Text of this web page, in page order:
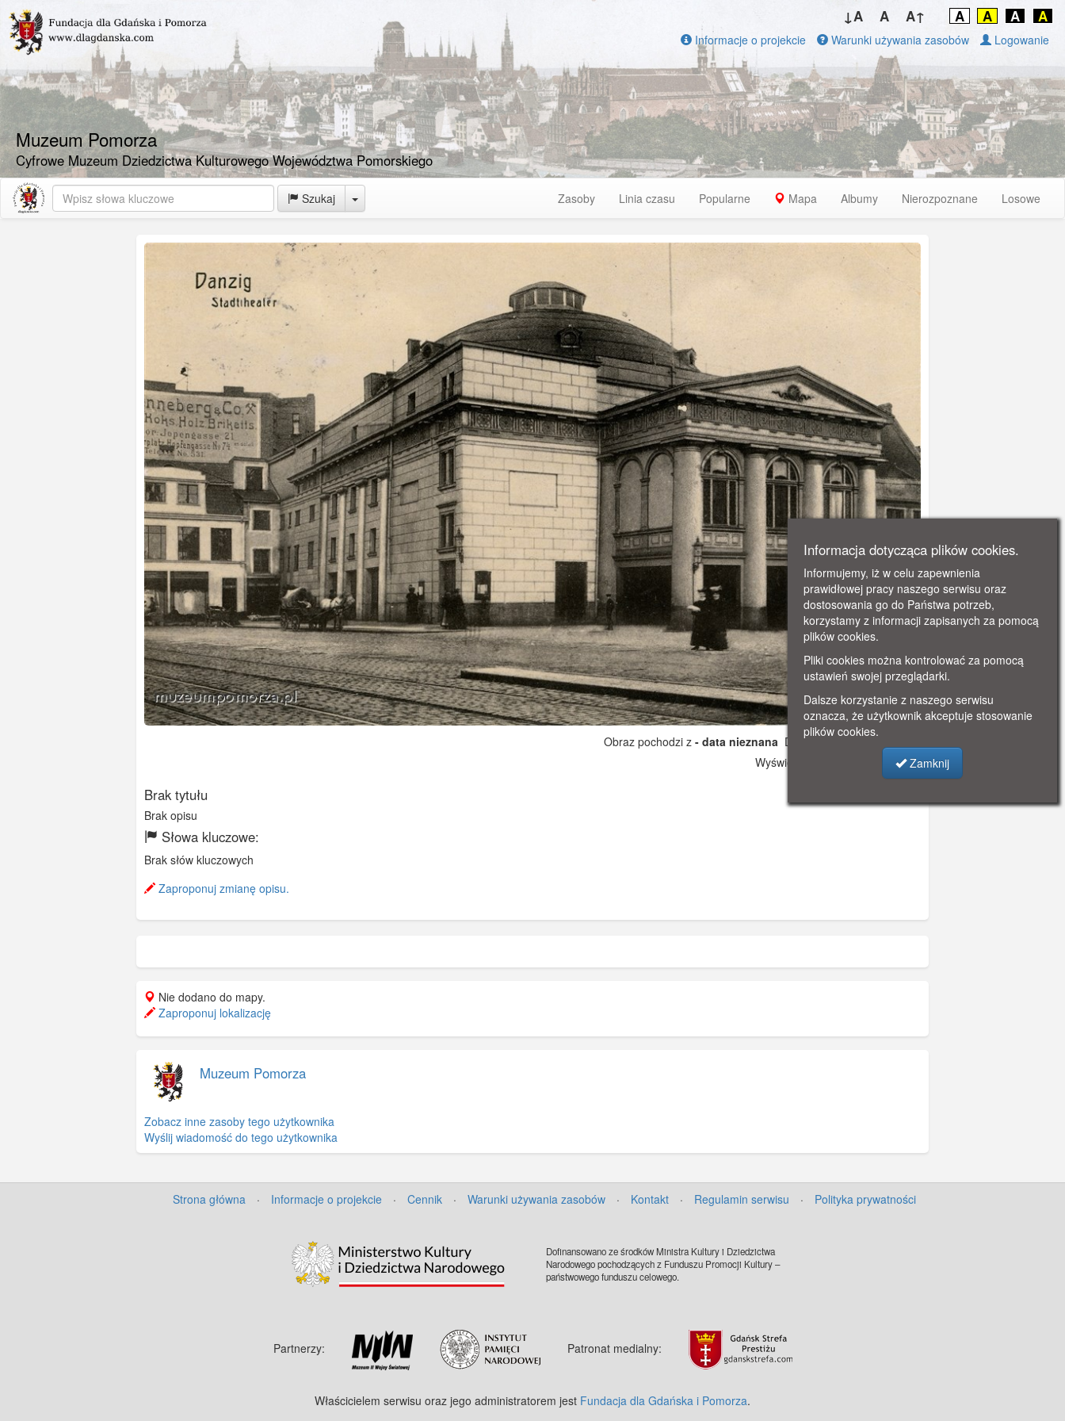
Muzeum Pomorza
Cyfrowe Muzeum Dziedzictwa Kulturowego Województwa Pomorskiego
↓A A A↑ A A A A
Informacje o projekcie Warunki używania zasobów Logowanie
Szukaj Toggle Dropdown Zasoby Linia czasu Popularne Mapa Albumy Nierozpoznane Losowe
Obraz pochodzi z - data nieznana Dodano: 2026-05-16 17:57
Wyświetlono: 185
Brak tytułu
Brak opisu
Słowa kluczowe:
Brak słów kluczowych
Zaproponuj zmianę opisu.
Nie dodano do mapy.
Zaproponuj lokalizację
Muzeum Pomorza
Zobacz inne zasoby tego użytkownika
Wyślij wiadomość do tego użytkownika
Strona główna · Informacje o projekcie · Cennik · Warunki używania zasobów · Kontakt · Regulamin serwisu · Polityka prywatności
Dofinansowano ze środków Ministra Kultury i Dziedzictwa
Narodowego pochodzących z Funduszu Promocji Kultury –
państwowego funduszu celowego.
Partnerzy: Patronat medialny:
Właścicielem serwisu oraz jego administratorem jest Fundacja dla Gdańska i Pomorza.
Informacja dotycząca plików cookies.
Informujemy, iż w celu zapewnienia
prawidłowej pracy naszego serwisu oraz
dostosowania go do Państwa potrzeb,
korzystamy z informacji zapisanych za pomocą
plików cookies.
Pliki cookies można kontrolować za pomocą
ustawień swojej przeglądarki.
Dalsze korzystanie z naszego serwisu
oznacza, że użytkownik akceptuje stosowanie
plików cookies.
Zamknij